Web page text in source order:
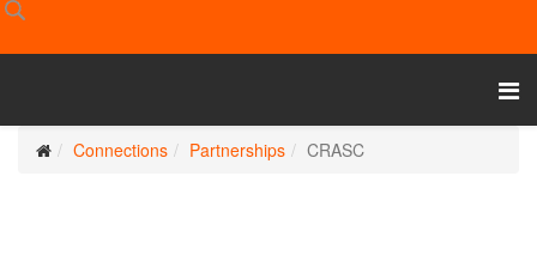
Connections Partnerships CRASC